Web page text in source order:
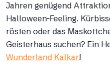
Jahren genügend
Halloween-Feeling.
rösten oder das
Geisterhaus suchen? Ein
Wunderland Kalkar!